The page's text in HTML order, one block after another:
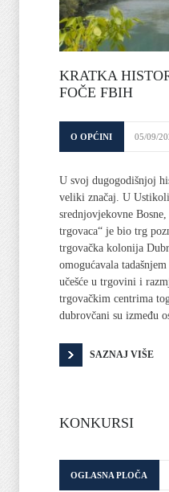
KRATKA
FOČE FBIH
O OPĆINI 05/09/
U svoj dugogodišnjoj
veliki značaj. U
srednjovjekovne
trgovaca“ je bio trg
trgovačka kolonija
omogućavala
učešće u trgovini i
trgovačkim centrima
dubrovčani su između
SAZNAJ VIŠE
KONKURSI
OGLASNA PLOČA